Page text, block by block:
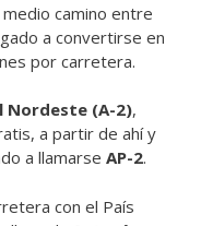
camino entre
a convertirse en
por carretera.
Nordeste (A-2),
a partir de ahí y
a llamarse AP-2.
con el País